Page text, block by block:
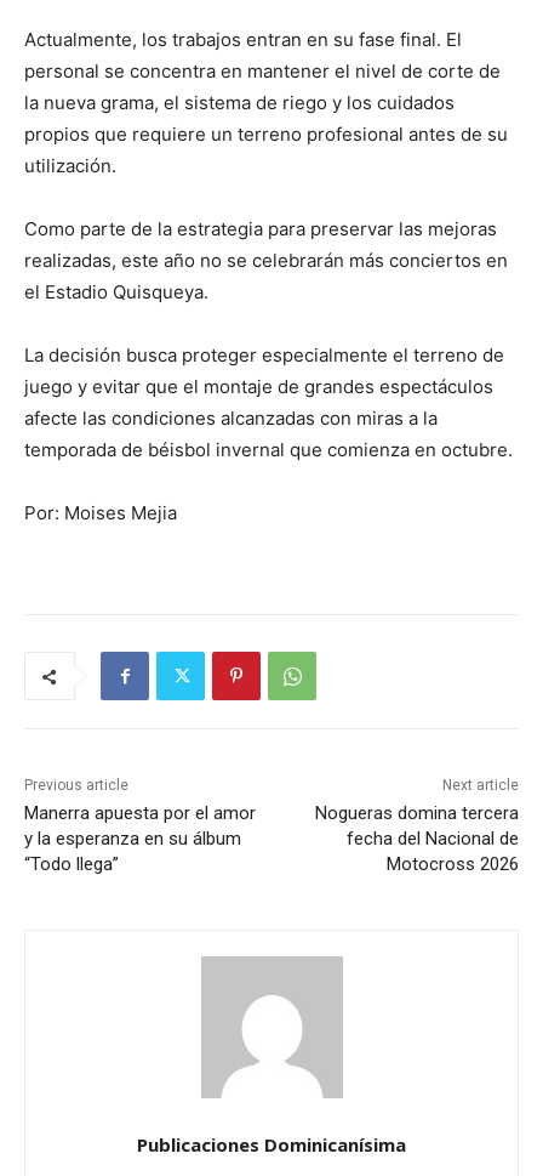
Actualmente, los trabajos entran en su fase final. El
personal se concentra en mantener el nivel de corte de
la nueva grama, el sistema de riego y los cuidados
propios que requiere un terreno profesional antes de su
utilización.
Como parte de la estrategia para preservar las mejoras
realizadas, este año no se celebrarán más conciertos en
el Estadio Quisqueya.
La decisión busca proteger especialmente el terreno de
juego y evitar que el montaje de grandes espectáculos
afecte las condiciones alcanzadas con miras a la
temporada de béisbol invernal que comienza en octubre.
Por: Moises Mejia
Previous article
Manerra apuesta por el amor
y la esperanza en su álbum
“Todo llega”
Next article
Nogueras domina tercera
fecha del Nacional de
Motocross 2026
Publicaciones Dominicanísima